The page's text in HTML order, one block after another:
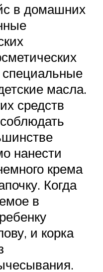
в домашних
специальные
масла.
средств
нанести
крема
Когда
в
и корка